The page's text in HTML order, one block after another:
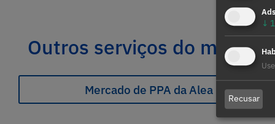
Outros serviços do
Mercado de PPA da Alea Renewables
Ads
↓ 1
Recusar